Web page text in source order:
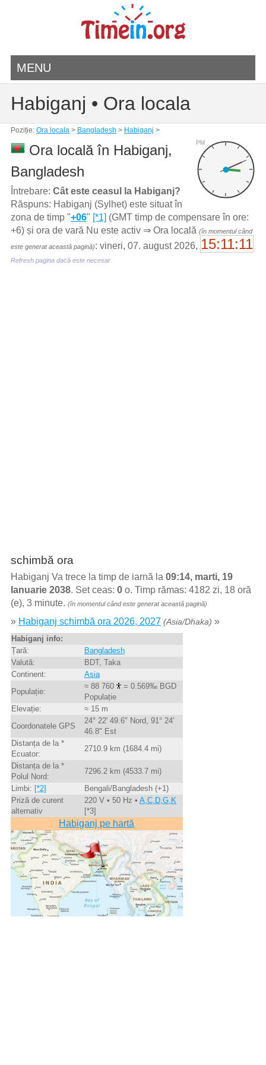
MENU
Habiganj • Ora locala
Poziție: Ora locala> Bangladesh > Habiganj >
PM
Ora locală în Habiganj,
Bangladesh
Întrebare: Cât este ceasul la Habiganj?
Răspuns: Habiganj (Sylhet) este situat în
zona de timp "+06" [*1] (GMT timp de compensare în ore:
+6) și ora de vară Nu este activ ⇒ Ora locală (în momentul când
este generat această pagină): vineri, 07. august 2026, 15:11:11
Refresh pagina dacă este necesar
schimbă ora
Habiganj Va trece la timp de iarnă la 09:14, marti, 19
Ianuarie 2038. Set ceas: 0o. Timp rămas: 4182 zi, 18 oră
(e), 3 minute. (în momentul când este generat această pagină)
» Habiganj schimbă ora 2026, 2027 (Asia/Dhaka) »
Habiganj info:
Țară:
Bangladesh
Valută:
BDT, Taka
Continent:
Asia
Populație:
≈ 88 760
= 0.569‰ BGD
Populație
Elevație:
≈ 15 m
Coordonatele GPS
24° 22' 49.6" Nord, 91° 24'
46.8" Est
Distanța de la *
Ecuator:
2710.9 km (1684.4 mi)
Distanța de la *
Polul Nord:
7296.2 km (4533.7 mi)
Limbi: [*2]
Bengali/Bangladesh (+1)
Priză de curent
alternativ
220 V • 50 Hz • A,C,D,G,K
[*3]
Habiganj pe hartă